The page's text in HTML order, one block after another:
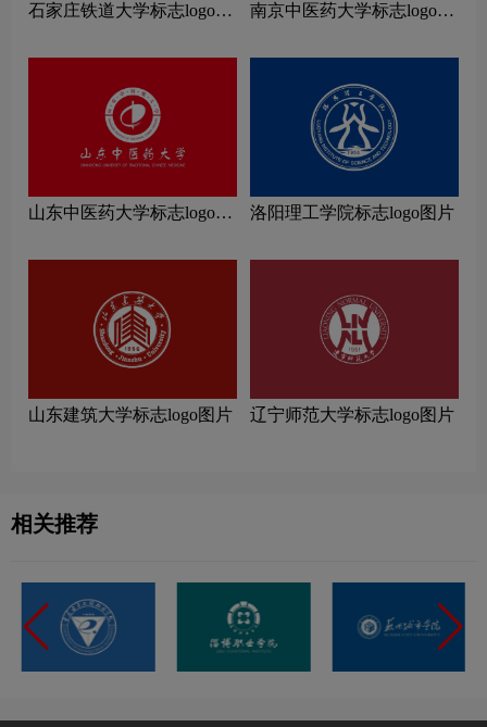
石家庄铁道大学标志logo图
南京中医药大学标志logo图
山东中医药大学标志logo图
洛阳理工学院标志logo图片
山东建筑大学标志logo图片 辽宁师范大学标志logo图片
相关推荐